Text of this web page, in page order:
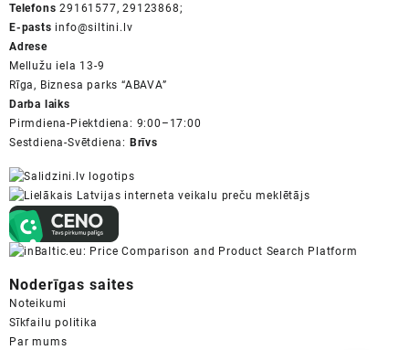
Telefons 29161577, 29123868;
E-pasts info@siltini.lv
Adrese
Mellužu iela 13-9
Rīga, Biznesa parks “ABAVA”
Darba laiks
Pirmdiena-Piektdiena: 9:00–17:00
Sestdiena-Svētdiena: Brīvs
Noderīgas saites
Noteikumi
Sīkfailu politika
Par mums